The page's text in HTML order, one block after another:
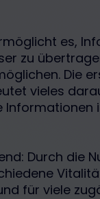
es,
zu
Die
vieles
Durch die
für viele